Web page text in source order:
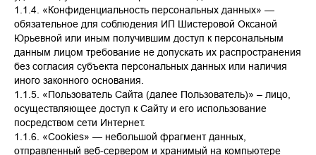
1.1.4. «Конфиденциальность персональных данных» —
обязательное для соблюдения ИП Шистеровой Оксаной
Юрьевной или иным получившим доступ к персональным
данным лицом требование не допускать их распространения
без согласия субъекта персональных данных или наличия
иного законного основания.
1.1.5. «Пользователь Сайта (далее Пользователь)» – лицо,
осуществляющее доступ к Сайту и его использование
посредством сети Интернет.
1.1.6. «Cookies» — небольшой фрагмент данных,
отправленный веб-сервером и хранимый на компьютере